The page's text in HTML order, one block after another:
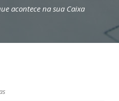
acontece na sua Caixa